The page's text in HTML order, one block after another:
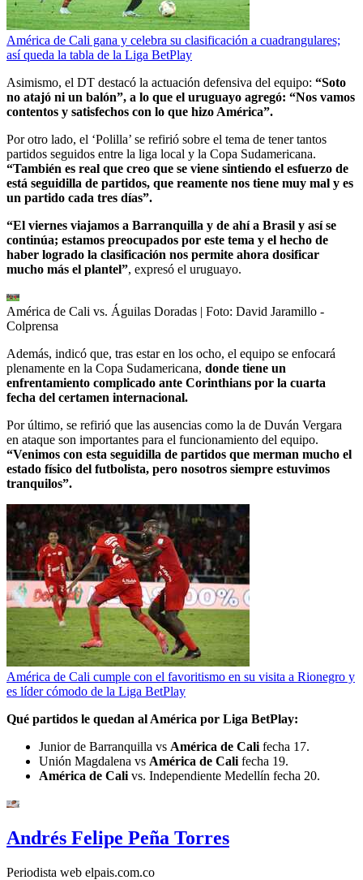
América de Cali gana y celebra su clasificación a cuadrangulares;
así queda la tabla de la Liga BetPlay
Asimismo, el DT destacó la actuación defensiva del equipo: “Soto
no atajó ni un balón”, a lo que el uruguayo agregó: “Nos vamos
contentos y satisfechos con lo que hizo América”.
Por otro lado, el ‘Polilla’ se refirió sobre el tema de tener tantos
partidos seguidos entre la liga local y la Copa Sudamericana.
“También es real que creo que se viene sintiendo el esfuerzo de
está seguidilla de partidos, que reamente nos tiene muy mal y es
un partido cada tres días”.
“El viernes viajamos a Barranquilla y de ahí a Brasil y así se
continúa; estamos preocupados por este tema y el hecho de
haber logrado la clasificación nos permite ahora dosificar
mucho más el plantel”, expresó el uruguayo.
América de Cali vs. Águilas Doradas | Foto: David Jaramillo -
Colprensa
Además, indicó que, tras estar en los ocho, el equipo se enfocará
plenamente en la Copa Sudamericana, donde tiene un
enfrentamiento complicado ante Corinthians por la cuarta
fecha del certamen internacional.
Por último, se refirió que las ausencias como la de Duván Vergara
en ataque son importantes para el funcionamiento del equipo.
“Venimos con esta seguidilla de partidos que merman mucho el
estado físico del futbolista, pero nosotros siempre estuvimos
tranquilos”.
América de Cali cumple con el favoritismo en su visita a Rionegro y
es líder cómodo de la Liga BetPlay
Qué partidos le quedan al América por Liga BetPlay:
Junior de Barranquilla vs América de Cali fecha 17.
Unión Magdalena vs América de Cali fecha 19.
América de Cali vs. Independiente Medellín fecha 20.
Andrés Felipe Peña Torres
Periodista web elpais.com.co